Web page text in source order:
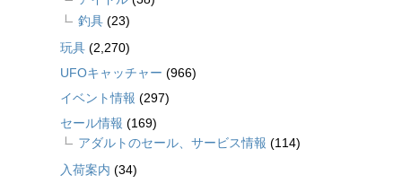
釣具 (23)
玩具 (2,270)
UFOキャッチャー (966)
イベント情報 (297)
セール情報 (169)
アダルトのセール、サービス情報 (114)
入荷案内 (34)